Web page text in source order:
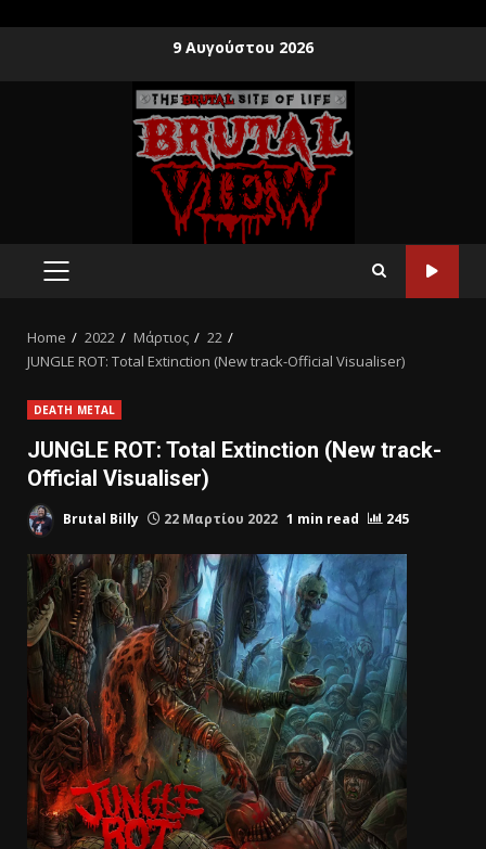
9 Αυγούστου 2026
Home 2022 Μάρτιος
22
JUNGLE ROT: Total Extinction (New track-Official Visualiser)
DEATH METAL
JUNGLE ROT: Total Extinction (New track-
Official Visualiser)
Brutal Billy 22 Μαρτίου 2022 1 min read 245